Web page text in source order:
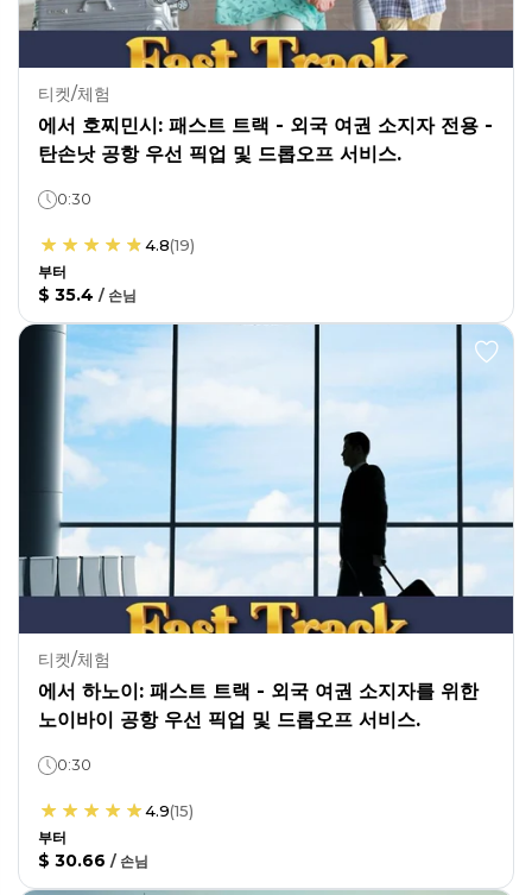
티켓/체험
에서 호찌민시: 패스트 트랙 - 외국 여권 소지자 전용 -
탄손낫 공항 우선 픽업 및 드롭오프 서비스.
0:30
4.8(19)
부터
$ 35.4 / 손님
티켓/체험
에서 하노이: 패스트 트랙 - 외국 여권 소지자를 위한
노이바이 공항 우선 픽업 및 드롭오프 서비스.
0:30
4.9(15)
부터
$ 30.66 / 손님